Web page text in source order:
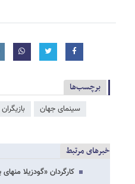
برچسب‌ها
سینمای جهان
خبرهای مرتبط
کارگردان «گودزیلا